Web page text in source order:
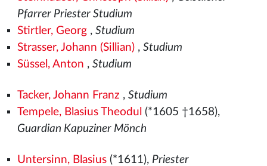
Pfarrer Priester Studium
Stirtler, Georg, Studium
Strasser, Johann (Sillian), Studium
Süssel, Anton , Studium
Tacker, Johann Franz , Studium
Tempele, Blasius Theodul (*1605 †1658),
Guardian Kapuziner Mönch
Untersinn, Blasius(*1611), Priester